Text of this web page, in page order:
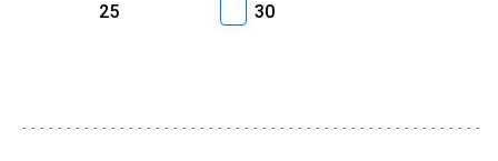
25
30